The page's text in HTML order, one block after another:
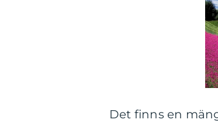
Det finns en